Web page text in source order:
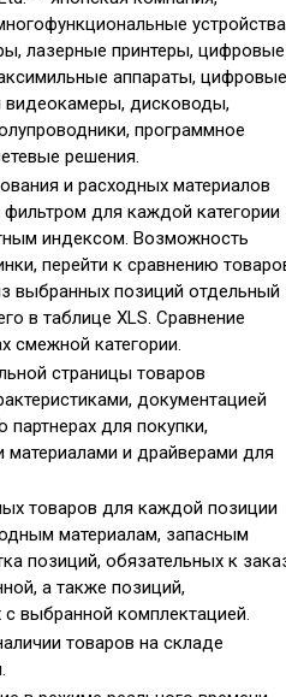
лазерные принтеры, цифровые
аппараты, цифровые
видеокамеры, дисководы,
программное
решения.
и расходных материалов
для каждой категории
индексом. Возможность
перейти к сравнению
выбранных позиций отдельный
в таблице XLS. Сравнение
смежной категории.
страницы товаров
документацией
для покупки,
материалами и драйверами для
товаров для каждой позиции
материалам, запасным
позиций, обязательных к
а также позиций,
выбранной комплектацией.
товаров на складе